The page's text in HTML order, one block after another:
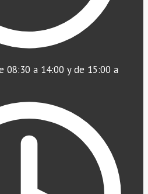
08:30 a 14:00 y de 15:00 a